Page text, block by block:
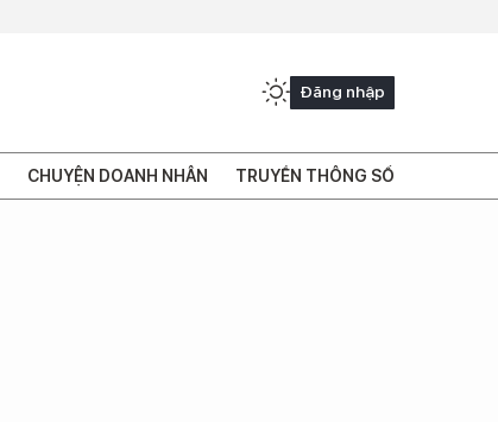
Đăng nhập
CHUYỆN DOANH NHÂN TRUYỀN THÔNG SỐ